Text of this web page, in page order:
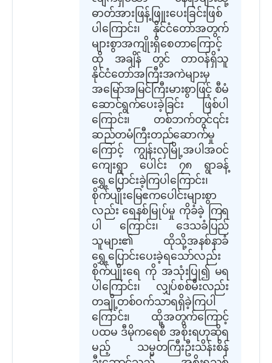
ဓာတ်အားဖြန့်ဖြူးပေးခြင်းဖြစ်
ပါကြောင်း၊ နိုင်ငံတော်အတွက်
များစွာအကျိုးရှိစေတာကြောင့်
ထို အချိန် တွင် တာဝန်ရှိသူ
နိုင်ငံတော်အကြီးအကဲများမှ
အမြော်အမြင်ကြီးမားစွာဖြင့် စီမံ
ဆောင်ရွက်ပေးခဲ့ခြင်း ဖြစ်ပါ
ကြောင်း၊ တစ်ဘက်တွင်၎င်း
ဆည်တမံကြီးတည်ဆောက်မှု
ကြောင့် ကျွန်းလှမြို့အပါအဝင်
ကျေးရွာ ပေါင်း ၇၈ ရွာခန့်
ရွှေ့ပြောင်းခဲ့ကြပါကြောင်း၊
စိုက်ပျိုးမြေဧကပေါင်းများစွာ
လည်း ရေနစ်မြုပ်မှု ကိုခံခဲ့ ကြရ
ပါ ကြောင်း၊ ဒေသခံပြည်
သူများ၏ ထိုသို့အနစ်နာခံ
ရွှေ့ပြောင်းပေးခဲ့ရသော်လည်း
စိုက်ပျိုးရေ ကို အသုံးပြု၍ မရ
ပါကြောင်း၊ လျှပ်စစ်မီးလည်း
တချို့တစ်ဝက်သာရရှိခဲ့ကြပါ
ကြောင်း၊ ထို့အတွက်ကြောင့်
ပထမ ဒီမိုကရေစီ အစိုးရဟုဆိုရ
မည့် သမ္မတကြီးဦးသိန်းစိန်